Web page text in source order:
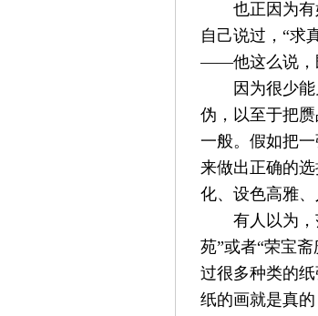
也正因为有
自己说过，“求
——他这么说，
因为很少
伪，以至于把
一般。假如把
来做出正确的
化、设色高雅、
有人以为，
苑”或者“荣宝
过很多种类的
纸的画就是真的